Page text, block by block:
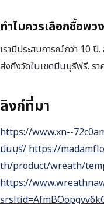
ทำไมควรเลือกซื้อพ
เรามีประสบการณ์กว่า 10 ปี
ส่งถึงวัดในเขตมีนบุรีฟรี. รา
ลิงก์ที่มา
https://www.xn--
มีนบุรี/https://
th/product/wreath/
https://